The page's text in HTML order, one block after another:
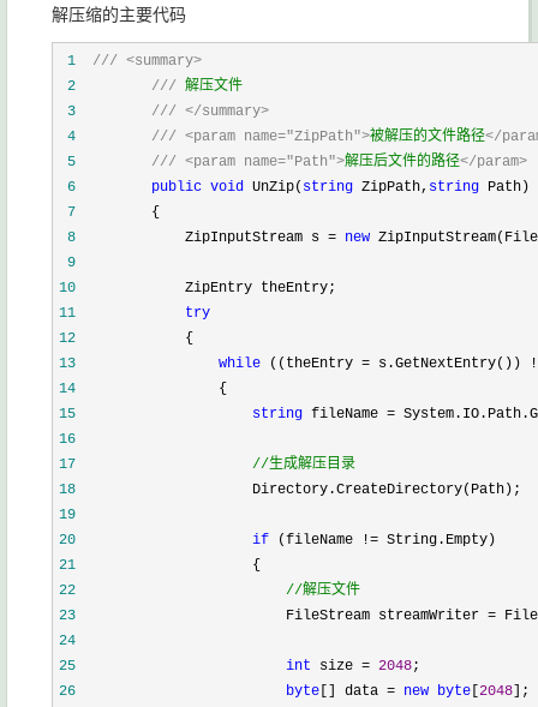
解压缩的主要代码
1 /// <summary>
2
/// 解压文件
3
/// </summary>
4
/// <param name="ZipPath">被解压的文件路径</
5
/// <param name="Path">解压后文件的路径</param>
6
public void UnZip( string ZipPath, string Path)
7
        {
8
            ZipInputStream s
= new
9
10
            ZipEntry theEntry;
11
try
12
            {
13
while ((theEntry = s.GetNextEntry())
14
                {
15
string fileName =
16
17
//生成解压目录
18
                    Directory.CreateDirectory(Path);
19
20
if (fileName != String.Empty)
21
                    {
22
//解压文件
23
                        FileStream streamWriter
=
24
25
int size = 2048;
26
byte [] data = new byte 2048 ];